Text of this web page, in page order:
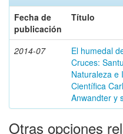
Fecha de
publicación
Título
2014-07
El humedal
Cruces:
Naturaleza e
Científica
Anwandter y
Otras opciones